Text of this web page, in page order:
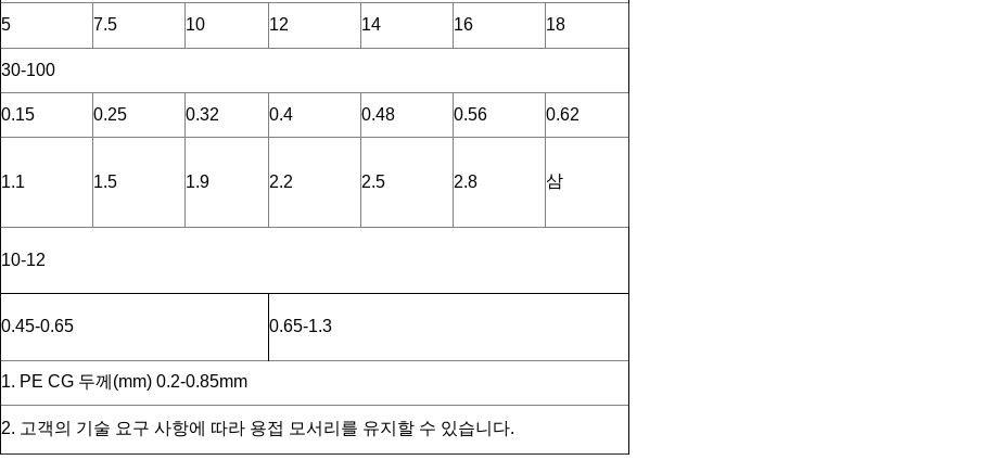
5 7.5 10 12 14 16
18
30-100
0.15 0.25 0.32 0.4 0.48 0.56
0.62
1.1 1.5 1.9 2.2 2.5 2.8 삼
10-12
0.45-0.65 0.65-1.3
1. PE CG 두께(mm) 0.2-0.85mm
2. 고객의 기술 요구 사항에 따라 용접 모서리를 유지할 수 있습니다.